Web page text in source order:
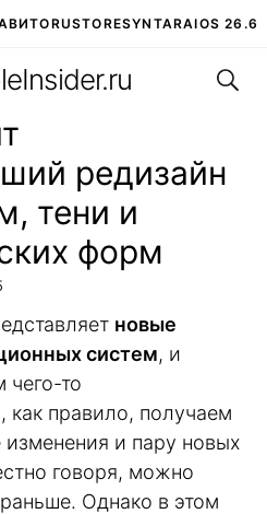
RUSTORESYNTARAIOS 26.6
ВТБ ОНЛАЙН
редизайн
тени и
форм
новые
систем, и
то
правило, получаем
и пару новых
говоря, можно
Однако в этом